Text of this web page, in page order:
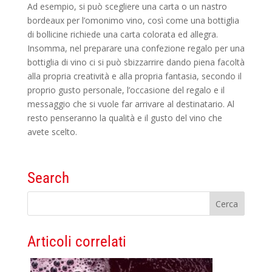
Ad esempio, si può scegliere una carta o un nastro
bordeaux per l’omonimo vino, così come una bottiglia
di bollicine richiede una carta colorata ed allegra.
Insomma, nel preparare una confezione regalo per una
bottiglia di vino ci si può sbizzarrire dando piena facoltà
alla propria creatività e alla propria fantasia, secondo il
proprio gusto personale, l’occasione del regalo e il
messaggio che si vuole far arrivare al destinatario. Al
resto penseranno la qualità e il gusto del vino che
avete scelto.
Search
Articoli correlati